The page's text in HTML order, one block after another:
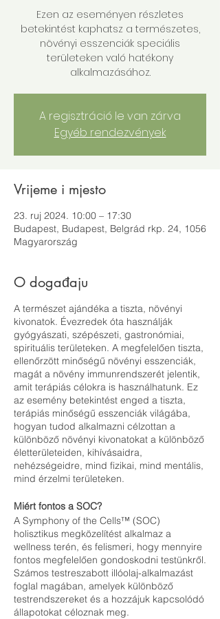
Ezen az eseményen részletes
betekintést kaphatsz a természetes,
növényi esszenciák speciális
területeken való hatékony
alkalmazásához.
A regisztráció le van zárva
Egyéb rendezvények
Vrijeme i mjesto
23. ruj 2024. 10:00 – 17:30
Budapest, Budapest, Belgrád rkp. 24, 1056
Magyarország
O događaju
A természet ajándéka a tiszta, növényi
kivonatok. Évezredek óta használják
gyógyászati, szépészeti, gastronómiai,
spirituális területeken. A megfelelően tiszta,
ellenőrzött minőségű növényi esszenciák,
magát a növény immunrendszerét jelentik,
amit terápiás célokra is használhatunk. Ez
az esemény betekintést enged a tiszta,
terápiás minőségű esszenciák világába,
hogyan tudod alkalmazni célzottan a
különböző növényi kivonatokat a különböző
életterületeiden, kihívásaidra,
nehézségeidre, mind fizikai, mind mentális,
mind érzelmi területeken.
Miért fontos a SOC?
A Symphony of the Cells™ (SOC)
holisztikus megközelítést alkalmaz a
wellness terén, és felismeri, hogy mennyire
fontos megfelelően gondoskodni testünkről.
Számos testreszabott illóolaj-alkalmazást
foglal magában, amelyek különböző
testrendszereket és a hozzájuk kapcsolódó
állapotokat céloznak meg.